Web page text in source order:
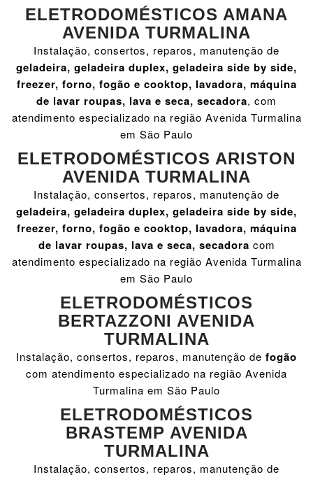
ELETRODOMÉSTICOS AMANA
AVENIDA TURMALINA
Instalação, consertos, reparos, manutenção de
geladeira, geladeira duplex, geladeira side by side,
freezer, forno, fogão e cooktop, lavadora, máquina
de lavar roupas, lava e seca, secadora, com
atendimento especializado na região Avenida Turmalina
em São Paulo
ELETRODOMÉSTICOS ARISTON
AVENIDA TURMALINA
Instalação, consertos, reparos, manutenção de
geladeira, geladeira duplex, geladeira side by side,
freezer, forno, fogão e cooktop, lavadora, máquina
de lavar roupas, lava e seca, secadora com
atendimento especializado na região Avenida Turmalina
em São Paulo
ELETRODOMÉSTICOS
BERTAZZONI AVENIDA
TURMALINA
Instalação, consertos, reparos, manutenção de fogão
com atendimento especializado na região Avenida
Turmalina em São Paulo
ELETRODOMÉSTICOS
BRASTEMP AVENIDA
TURMALINA
Instalação, consertos, reparos, manutenção de